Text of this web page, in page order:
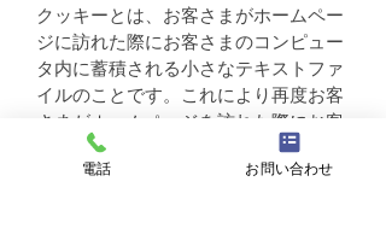
クッキーとは、お客さまがホームペー
ジに訪れた際にお客さまのコンピュー
タ内に蓄積される小さなテキストファ
イルのことです。これにより再度お客
さまがホームページを訪れた際にお客
さまのコンピュータが認識され、利便
性が向上します。クッキーの中には個
電話 お問い合わせ